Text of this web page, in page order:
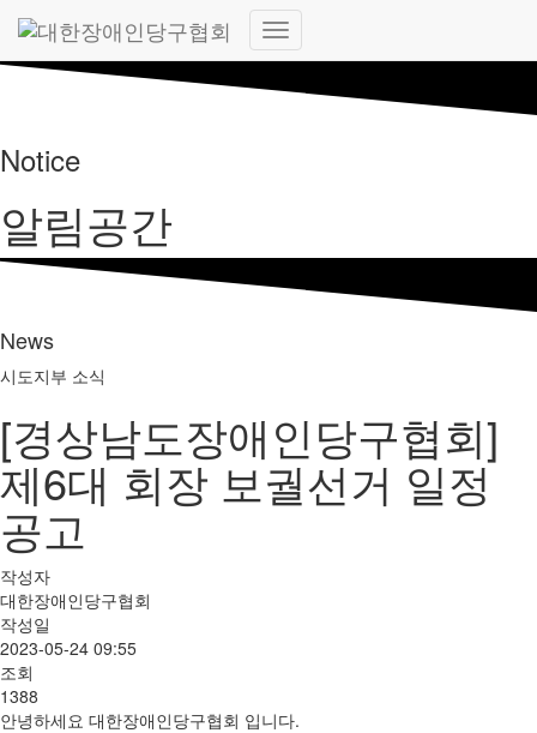
내
게
Notice
알림공간
News
시도지부 소식
[경상남도장애인당구협회]
제6대 회장 보궐선거 일정
공고
작성자
대한장애인당구협회
작성일
2023-05-24 09:55
조회
1388
안녕하세요 대한장애인당구협회 입니다.